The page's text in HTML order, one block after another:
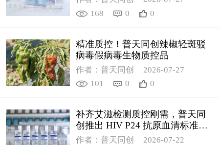
168
0 0
精准质控！普天同创辣椒轻斑驳
病毒假病毒生物质控品
作者：普天同创
2026-07-27
101
0 0
补齐艾滋检测质控刚需，普天同
创推出 HIV P24 抗原血清标准物
质
作者：普天同创
2026-07-22